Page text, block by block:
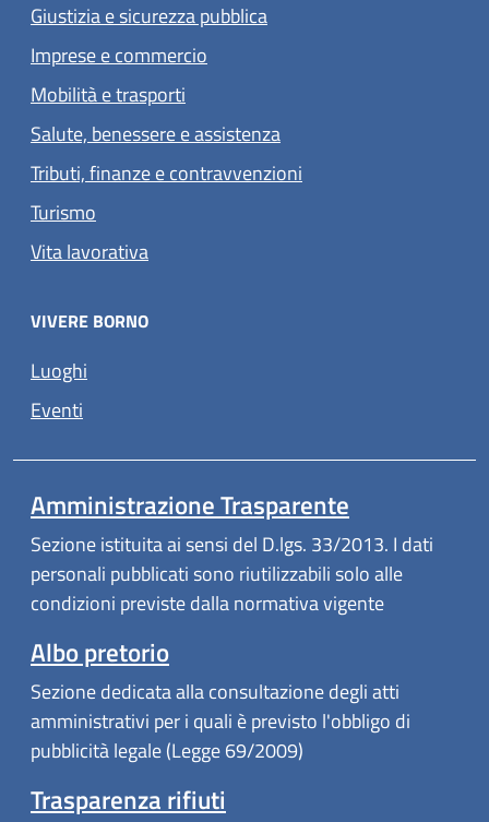
Giustizia e sicurezza pubblica
Imprese e commercio
Mobilità e trasporti
Salute, benessere e assistenza
Tributi, finanze e contravvenzioni
Turismo
Vita lavorativa
VIVERE BORNO
Luoghi
Eventi
Amministrazione Trasparente
Sezione istituita ai sensi del D.lgs. 33/2013. I dati
personali pubblicati sono riutilizzabili solo alle
condizioni previste dalla normativa vigente
Albo pretorio(apre in un'altra scheda).
Sezione dedicata alla consultazione degli atti
amministrativi per i quali è previsto l'obbligo di
pubblicità legale (Legge 69/2009)
Trasparenza rifiuti